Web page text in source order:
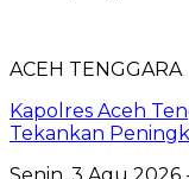
ACEH TENGGARA
Kapolres Aceh
Tekankan